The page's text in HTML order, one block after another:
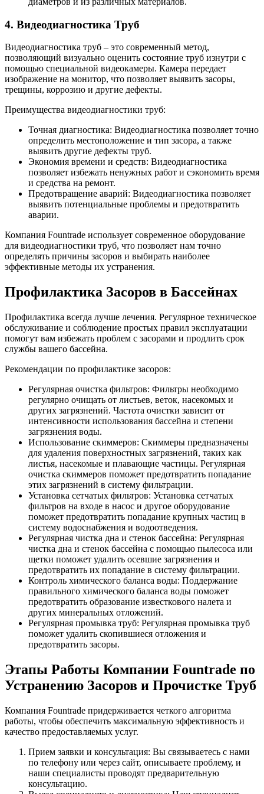
4. Видеодиагностика Труб
Видеодиагностика труб – это современный метод,
позволяющий визуально оценить состояние труб изнутри с
помощью специальной видеокамеры. Камера передает
изображение на монитор, что позволяет выявить засоры,
трещины, коррозию и другие дефекты.
Преимущества видеодиагностики труб:
Точная диагностика: Видеодиагностика позволяет точно
определить местоположение и тип засора, а также
выявить другие дефекты труб.
Экономия времени и средств: Видеодиагностика
позволяет избежать ненужных работ и сэкономить время
и средства на ремонт.
Предотвращение аварий: Видеодиагностика позволяет
выявить потенциальные проблемы и предотвратить
аварии.
Компания Fountrade использует современное оборудование
для видеодиагностики труб, что позволяет нам точно
определять причины засоров и выбирать наиболее
эффективные методы их устранения.
Профилактика Засоров в Бассейнах
Профилактика всегда лучше лечения. Регулярное техническое
обслуживание и соблюдение простых правил эксплуатации
помогут вам избежать проблем с засорами и продлить срок
службы вашего бассейна.
Рекомендации по профилактике засоров:
Регулярная очистка фильтров: Фильтры необходимо
регулярно очищать от листьев, веток, насекомых и
других загрязнений. Частота очистки зависит от
интенсивности использования бассейна и степени
загрязнения воды.
Использование скиммеров: Скиммеры предназначены
для удаления поверхностных загрязнений, таких как
листья, насекомые и плавающие частицы. Регулярная
очистка скиммеров поможет предотвратить попадание
этих загрязнений в систему фильтрации.
Установка сетчатых фильтров: Установка сетчатых
фильтров на входе в насос и другое оборудование
поможет предотвратить попадание крупных частиц в
систему водоснабжения и водоотведения.
Регулярная чистка дна и стенок бассейна: Регулярная
чистка дна и стенок бассейна с помощью пылесоса или
щетки поможет удалить осевшие загрязнения и
предотвратить их попадание в систему фильтрации.
Контроль химического баланса воды: Поддержание
правильного химического баланса воды поможет
предотвратить образование известкового налета и
других минеральных отложений.
Регулярная промывка труб: Регулярная промывка труб
поможет удалить скопившиеся отложения и
предотвратить засоры.
Этапы Работы Компании Fountrade по
Устранению Засоров и Прочистке Труб
Компания Fountrade придерживается четкого алгоритма
работы, чтобы обеспечить максимальную эффективность и
качество предоставляемых услуг.
Прием заявки и консультация: Вы связываетесь с нами
по телефону или через сайт, описываете проблему, и
наши специалисты проводят предварительную
консультацию.